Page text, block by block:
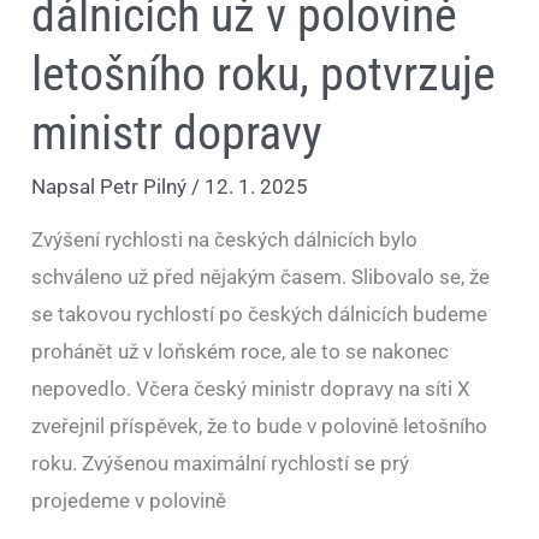
dálnicích už v polovině
letošního roku, potvrzuje
ministr dopravy
Napsal Petr Pilný/ 12. 1. 2025
Zvýšení rychlosti na českých dálnicích bylo
schváleno už před nějakým časem. Slibovalo se, že
se takovou rychlostí po českých dálnicích budeme
prohánět už v loňském roce, ale to se nakonec
nepovedlo. Včera český ministr dopravy na síti X
zveřejnil příspěvek, že to bude v polovině letošního
roku. Zvýšenou maximální rychlostí se prý
projedeme v polovině